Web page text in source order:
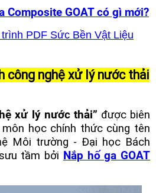
Composite GOAT có gì mới?
PDF Sức Bền Vật Liệu
công nghệ xử lý nước thải
xử lý nước thải” được biên
học chính thức cùng tên
Môi trường - Đại học Bách
tầm bởi Nắp hố ga GOAT